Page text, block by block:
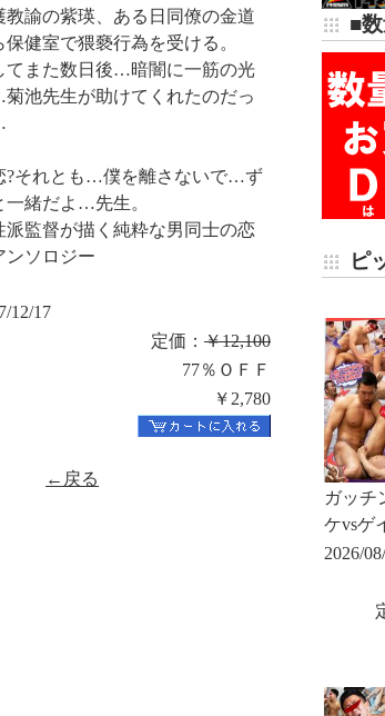
教諭の紫瑛、ある日同僚の金道
保健室で猥褻行為を受ける。
てまた数日後…暗闇に一筋の光
池先生が助けてくれたのだっ
?それとも…僕を離さないで…ず
一緒だよ…先生。
派監督が描く純粋な男同士の恋
ンソロジー
12/17
定価： ￥12,100
77％ＯＦＦ
￥2,780
←戻る
■
ピ
ガッチ
ケvsゲ
2026/